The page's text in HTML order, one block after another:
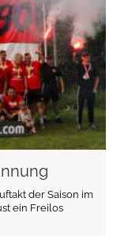
der Saison im
ein Freilos